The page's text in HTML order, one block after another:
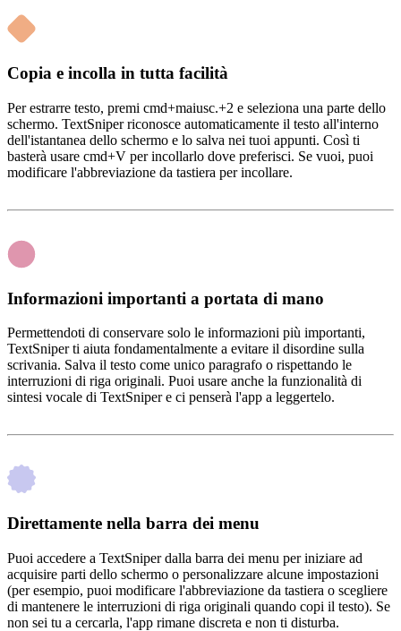
Copia e incolla in tutta facilità
Per estrarre testo, premi cmd+maiusc.+2 e seleziona una parte dello
schermo. TextSniper riconosce automaticamente il testo all'interno
dell'istantanea dello schermo e lo salva nei tuoi appunti. Così ti
basterà usare cmd+V per incollarlo dove preferisci. Se vuoi, puoi
modificare l'abbreviazione da tastiera per incollare.
Informazioni importanti a portata di mano
Permettendoti di conservare solo le informazioni più importanti,
TextSniper ti aiuta fondamentalmente a evitare il disordine sulla
scrivania. Salva il testo come unico paragrafo o rispettando le
interruzioni di riga originali. Puoi usare anche la funzionalità di
sintesi vocale di TextSniper e ci penserà l'app a leggertelo.
Direttamente nella barra dei menu
Puoi accedere a TextSniper dalla barra dei menu per iniziare ad
acquisire parti dello schermo o personalizzare alcune impostazioni
(per esempio, puoi modificare l'abbreviazione da tastiera o scegliere
di mantenere le interruzioni di riga originali quando copi il testo). Se
non sei tu a cercarla, l'app rimane discreta e non ti disturba.